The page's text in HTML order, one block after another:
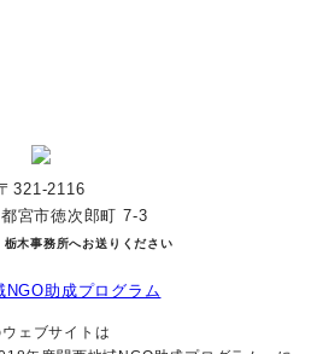
321-2116
宮市徳次郎町 7-3
木事務所へお送りください
ェブサイトは